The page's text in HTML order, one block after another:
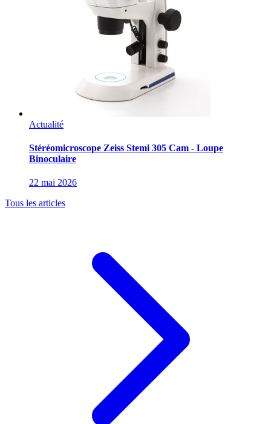
Actualité
Stéréomicroscope Zeiss Stemi 305 Cam - Loupe
Binoculaire
22 mai 2026
Tous les articles